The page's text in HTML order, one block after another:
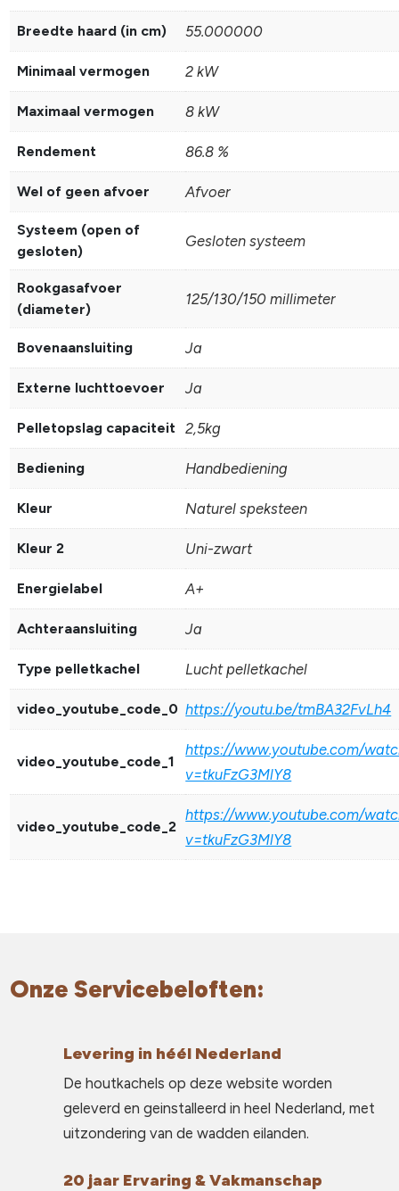
Breedte haard (in cm) 55.000000
Minimaal vermogen 2 kW
Maximaal vermogen 8 kW
Rendement 86.8 %
Wel of geen afvoer Afvoer
Systeem (open of
gesloten)
Gesloten systeem
Rookgasafvoer
(diameter)
125/130/150 millimeter
Bovenaansluiting Ja
Externe luchttoevoer Ja
Pelletopslag capaciteit 2,5kg
Bediening Handbediening
Kleur Naturel speksteen
Kleur 2 Uni-zwart
Energielabel A+
Achteraansluiting Ja
Type pelletkachel Lucht pelletkachel
video_youtube_code_0 https://youtu.be/tmBA32FvLh4
video_youtube_code_1
https://www.youtube.com/
v=tkuFzG3MlY8
video_youtube_code_2
https://www.youtube.com/
v=tkuFzG3MlY8
Onze Servicebeloften:
Levering in héél Nederland
De houtkachels op deze website worden
geleverd en geinstalleerd in heel Nederland, met
uitzondering van de wadden eilanden.
20 jaar Ervaring & Vakmanschap